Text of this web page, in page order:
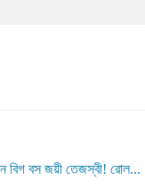
বিগ বস জয়ী তেজস্বী! রোল...